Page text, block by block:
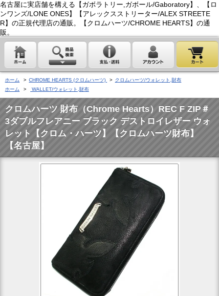
名古屋に実店舗を構える【ガボラトリー,ガボール/Gaboratory】、【ロ
ンワンズ/LONE ONES】【アレックスストリーター/ALEX STREETE
R】の正規代理店の通販。【クロムハーツ/CHROME HEARTS】の通
販。
ホーム > CHROME HEARTS (クロムハーツ) > クロムハーツ/ウォレット,財布
ホーム
> WALLET/ウォレット,財布
クロムハーツ 財布（Chrome Hearts）REC F ZIP＃
3ダブルフレアニー ブラック デストロイレザー ウォ
レット【クロム・ハーツ】【クロムハーツ財布】
【名古屋】